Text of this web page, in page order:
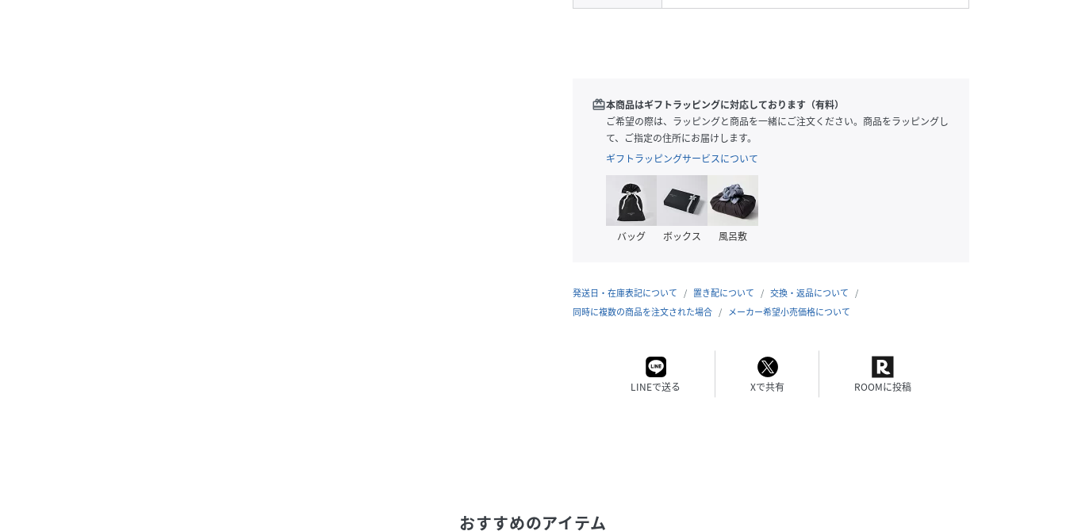
redeem本商品はギフトラッピングに対応しております（有料）
ご希望の際は、ラッピングと商品を一緒にご注文ください。商品をラッピングし
て、ご指定の住所にお届けします。
ギフトラッピングサービスについて
バッグ ボックス 風呂敷
発送日・在庫表記について 置き配について
交換・返品について
同時に複数の商品を注文された場合
メーカー希望小売価格について
LINEで送る Xで共有 ROOMに投稿
おすすめのアイテム